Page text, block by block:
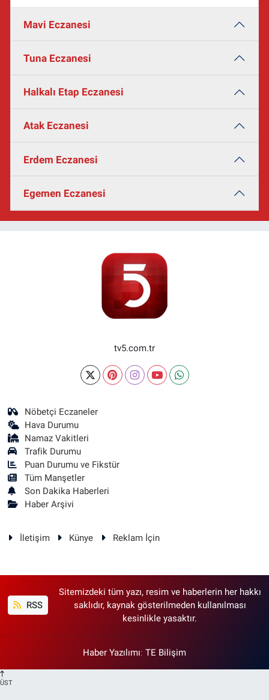
Mavi Eczanesi
Tuna Eczanesi
Halkalı Etap Eczanesi
Atak Eczanesi
Erdem Eczanesi
Egemen Eczanesi
tv5.com.tr
Nöbetçi Eczaneler
Hava Durumu
Namaz Vakitleri
Trafik Durumu
Puan Durumu ve Fikstür
Tüm Manşetler
Son Dakika Haberleri
Haber Arşivi
İletişim Künye Reklam İçin
RSS
Sitemizdeki tüm yazı, resim ve haberlerin her hakkı
saklıdır, kaynak gösterilmeden kullanılması
kesinlikle yasaktır.
Haber Yazılımı: TE Bilişim
ÜST